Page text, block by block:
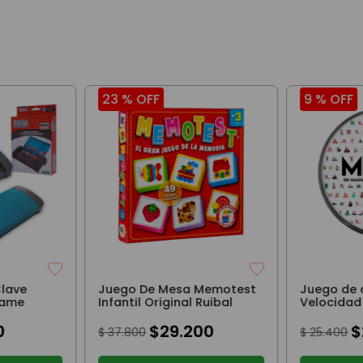
23 % OFF
Juego De Mesa Memotest
Infantil Original Ruibal
$ 37.800 $29.200
9 % OFF
Juego de
$ 25.400 $